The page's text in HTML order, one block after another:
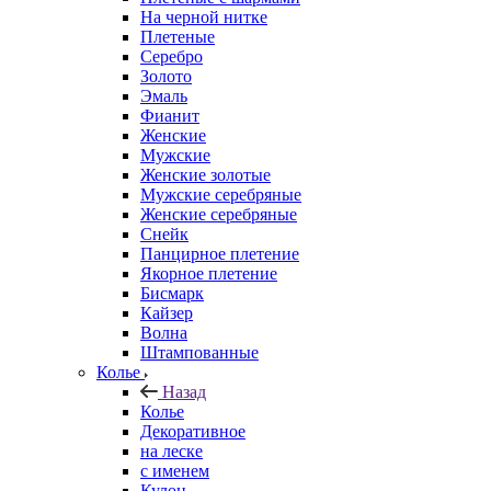
На черной нитке
Плетеные
Серебро
Золото
Эмаль
Фианит
Женские
Мужские
Женские золотые
Мужские серебряные
Женские серебряные
Снейк
Панцирное плетение
Якорное плетение
Бисмарк
Кайзер
Волна
Штампованные
Колье
Назад
Колье
Декоративное
на леске
с именем